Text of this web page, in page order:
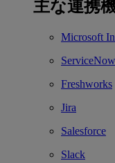
主な連携
Microsoft
ServiceNow
Freshworks
Jira
Salesforce
Slack